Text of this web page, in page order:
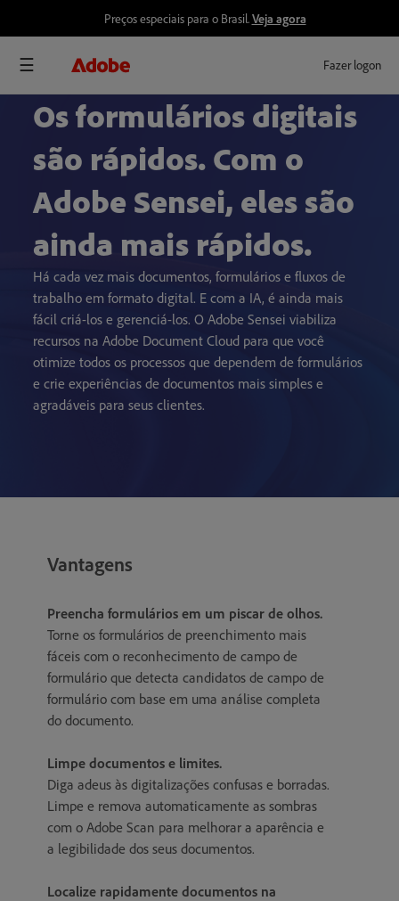
Preços especiais para o Brasil.Veja agora
Fazer logon
Os formulários digitais
são rápidos. Com o
Adobe Sensei, eles são
ainda mais rápidos.
Há cada vez mais documentos, formulários e fluxos de
trabalho em formato digital. E com a IA, é ainda mais
fácil criá-los e gerenciá-los. O Adobe Sensei viabiliza
recursos na Adobe Document Cloud para que você
otimize todos os processos que dependem de formulários
e crie experiências de documentos mais simples e
agradáveis para seus clientes.
Vantagens
Preencha formulários em um piscar de olhos.
Torne os formulários de preenchimento mais
fáceis com o reconhecimento de campo de
formulário que detecta candidatos de campo de
formulário com base em uma análise completa
do documento.
Limpe documentos e limites.
Diga adeus às digitalizações confusas e borradas.
Limpe e remova automaticamente as sombras
com o Adobe Scan para melhorar a aparência e
a legibilidade dos seus documentos.
Localize rapidamente documentos na